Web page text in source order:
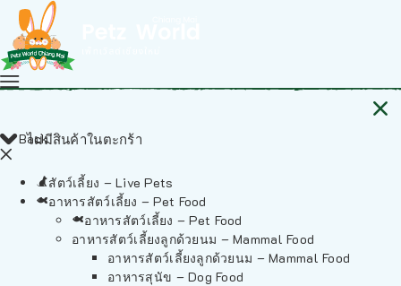
ไม่มีสินค้าในตะกร้า
Back
สัตว์เลี้ยง – Live Pets
อาหารสัตว์เลี้ยง – Pet Food
อาหารสัตว์เลี้ยง – Pet Food
อาหารสัตว์เลี้ยงลูกด้วยนม – Mammal Food
อาหารสัตว์เลี้ยงลูกด้วยนม – Mammal Food
อาหารสุนัข – Dog Food